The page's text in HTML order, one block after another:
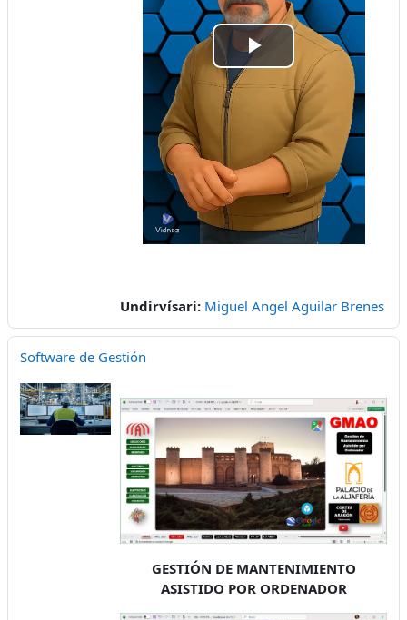
Play
Video
Undirvísari: Miguel Angel Aguilar Brenes
Software de Gestión
GESTIÓN DE MANTENIMIENTO
ASISTIDO POR ORDENADOR